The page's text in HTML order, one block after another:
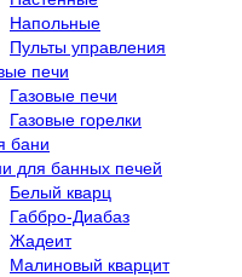
Напольные
Пульты управления
печи
Газовые печи
Газовые горелки
бани
для банных печей
Белый кварц
Габбро-Диабаз
Жадеит
Малиновый кварцит